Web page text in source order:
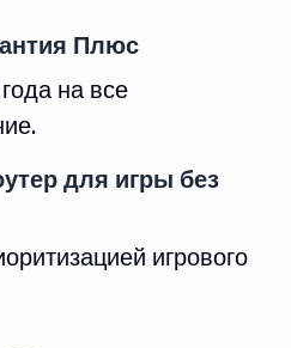
Плюс
на все
для игры без
игрового